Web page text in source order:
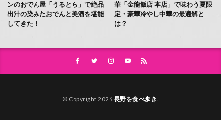
ンのおでん屋「うるとら」で絶品
出汁の染みたおでんと美酒を堪能
してきた！
華「金龍飯店 本店」で味わう夏限
定・豪華冷やし中華の最適解と
は？
© Copyright 2026 長野を食べ歩き.